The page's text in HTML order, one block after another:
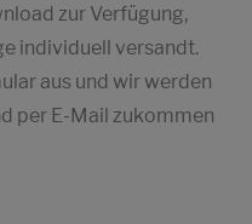
zur Verfügung,
individuell versandt.
aus und wir werden
per E-Mail zukommen